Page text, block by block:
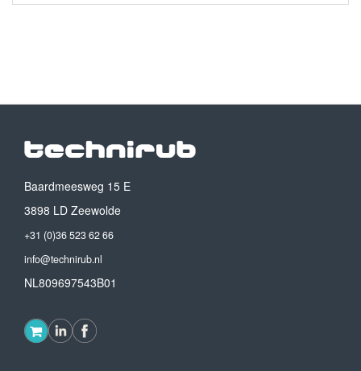
Baardmeesweg 15 E
3898 LD Zeewolde
+31 (0)36 523 62 66
info@technirub.nl
NL809697543B01